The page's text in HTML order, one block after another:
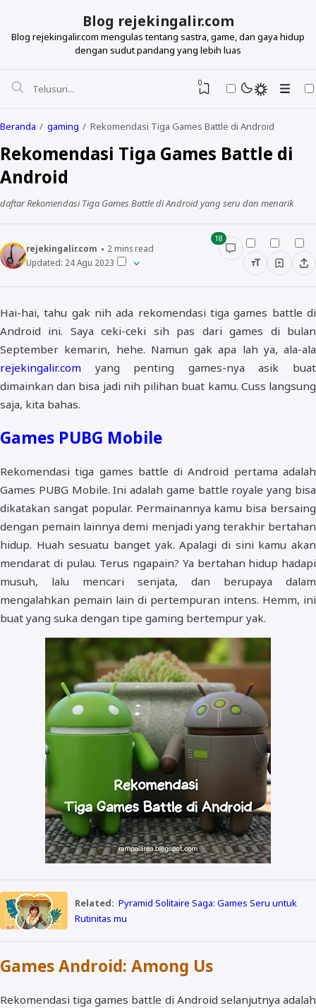
Blog rejekingalir.com
Blog rejekingalir.com mengulas tentang sastra, game, dan gaya hidup
dengan sudut pandang yang lebih luas
0
Beranda gaming Rekomendasi Tiga Games Battle di Android
Rekomendasi Tiga Games Battle di
Android
daftar Rekomendasi Tiga Games Battle di Android yang seru dan menarik
rejekingalir.com 2 mins read
Updated: 24 Agu 2023
18
Hai-hai, tahu gak nih ada rekomendasi tiga games battle di
Android ini. Saya ceki-ceki sih pas dari games di bulan
September kemarin, hehe. Namun gak apa lah ya, ala-ala
rejekingalir.com yang penting games-nya asik buat
dimainkan dan bisa jadi nih pilihan buat kamu. Cuss langsung
saja, kita bahas.
Games PUBG Mobile
Rekomendasi tiga games battle di Android pertama adalah
Games PUBG Mobile. Ini adalah game battle royale yang bisa
dikatakan sangat popular. Permainannya kamu bisa bersaing
dengan pemain lainnya demi menjadi yang terakhir bertahan
hidup. Huah sesuatu banget yak. Apalagi di sini kamu akan
mendarat di pulau. Terus ngapain? Ya bertahan hidup hadapi
musuh, lalu mencari senjata, dan berupaya dalam
mengalahkan pemain lain di pertempuran intens. Hemm, ini
buat yang suka dengan tipe gaming bertempur yak.
Related: Pyramid Solitaire Saga: Games Seru untuk
Rutinitas mu
Games Android: Among Us
Rekomendasi tiga games battle di Android selanjutnya adalah